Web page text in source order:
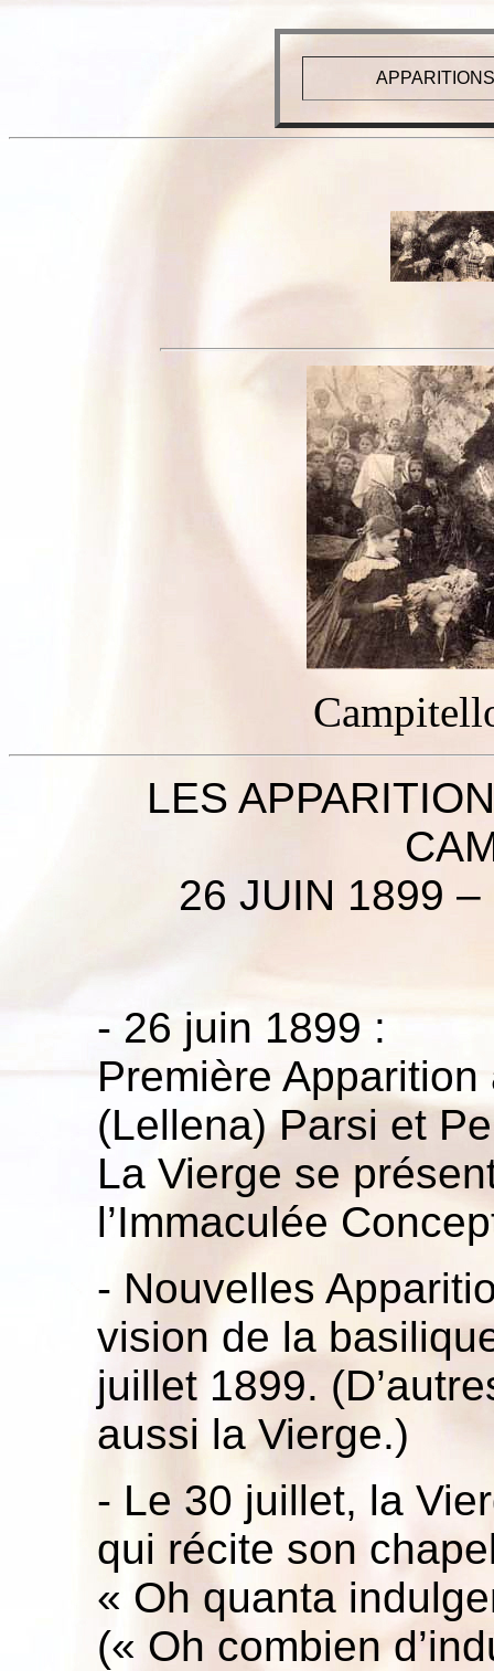
LES
26 JUIN 1899
- 26 juin 1899 :
Première
(Lellena) Parsi et
La Vierge se
l’Immaculée
- Nouvelles
vision de la
juillet 1899.
aussi la Vierge.)
- Le 30 juillet, la
qui récite son
« Oh quanta
(« Oh combien